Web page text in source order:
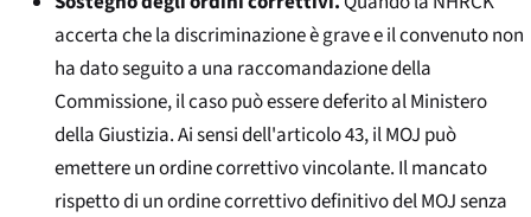
accerta che la discriminazione è grave e il convenuto non
ha dato seguito a una raccomandazione della
Commissione, il caso può essere deferito al Ministero
della Giustizia. Ai sensi dell'articolo 43, il MOJ può
emettere un ordine correttivo vincolante. Il mancato
rispetto di un ordine correttivo definitivo del MOJ senza